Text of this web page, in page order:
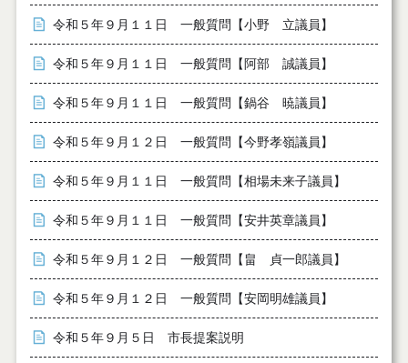
令和５年９月１１日 一般質問【小野 立議員】
令和５年９月１１日 一般質問【阿部 誠議員】
令和５年９月１１日 一般質問【鍋谷 暁議員】
令和５年９月１２日 一般質問【今野孝嶺議員】
令和５年９月１１日 一般質問【相場未来子議員】
令和５年９月１１日 一般質問【安井英章議員】
令和５年９月１２日 一般質問【畠 貞一郎議員】
令和５年９月１２日 一般質問【安岡明雄議員】
令和５年９月５日 市長提案説明